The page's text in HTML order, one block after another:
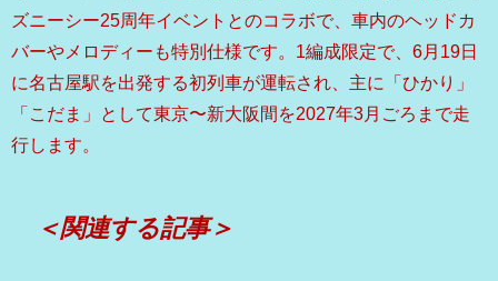
ズニーシー25周年イベントとのコラボで、車内のヘッドカ
バーやメロディーも特別仕様です。1編成限定で、6月19日
に名古屋駅を出発する初列車が運転され、主に「ひかり」
「こだま」として東京〜新大阪間を2027年3月ごろまで走
行します。
＜関連する記事＞